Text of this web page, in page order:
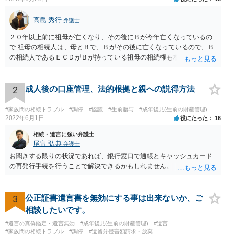
高島 秀行 弁護士
２０年以上前に祖母が亡くなり、その後にＢが今年亡くなっているの
で 祖母の相続人は、母とＢで、Ｂがその後に亡くなっているので、Ｂ
の相続人であるＥＣＤがＢが持っている祖母の相続権も相続すること
Ｅも行う必要があります。 Ｂの配偶者であるＥは常にＢの相続人とな
ります。
2 成人後の口座管理、法的根拠と親への説得方法
#家族間の相続トラブル #調停 #協議 #生前贈与 #成年後見(生前の財産管理)
2022年6月1日 役にたった 16
相続・遺言に強い弁護士
尾畠 弘典 弁護士
お聞きする限りの状況であれば、銀行窓口で通帳とキャッシュカード
の再発行手続を行うことで解決できるかもしれません。
3
公正証書遺言書を無効にする事は出来ないか、ご
相談したいです。
#遺言の真偽鑑定・遺言無効 #成年後見(生前の財産管理)
#遺言
#家族間の相続トラブル
#調停 #遺留分侵害額請求・放棄